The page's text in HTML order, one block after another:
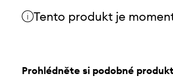
Tento produkt je
Prohlédněte si podobné